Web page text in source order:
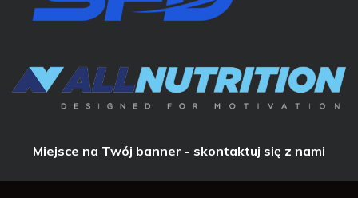
Miejsce na Twój banner - skontaktuj się z nami